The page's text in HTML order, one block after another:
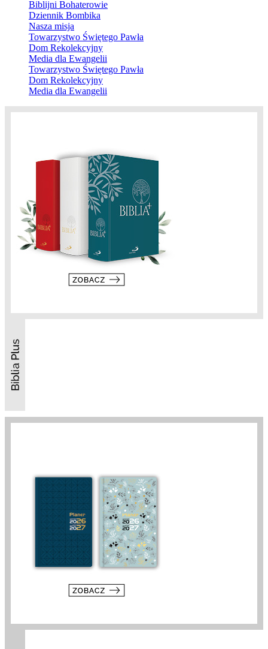
Biblijni Bohaterowie
Dziennik Bombika
Nasza misja
Towarzystwo Świętego Pawła
Dom Rekolekcyjny
Media dla Ewangelii
Towarzystwo Świętego Pawła
Dom Rekolekcyjny
Media dla Ewangelii